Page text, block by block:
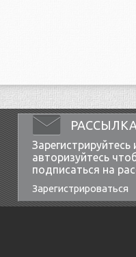
РАССЫЛКА
Зарегистрируйтесь
авторизуйтесь
подписаться на
Зарегистрироваться